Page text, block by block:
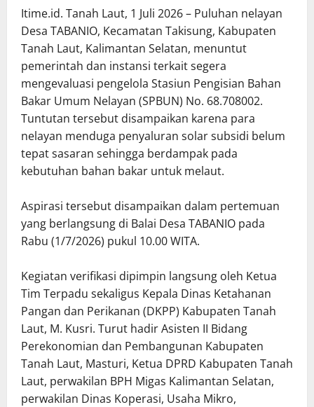
Itime.id. Tanah Laut, 1 Juli 2026 – Puluhan nelayan
Desa TABANIO, Kecamatan Takisung, Kabupaten
Tanah Laut, Kalimantan Selatan, menuntut
pemerintah dan instansi terkait segera
mengevaluasi pengelola Stasiun Pengisian Bahan
Bakar Umum Nelayan (SPBUN) No. 68.708002.
Tuntutan tersebut disampaikan karena para
nelayan menduga penyaluran solar subsidi belum
tepat sasaran sehingga berdampak pada
kebutuhan bahan bakar untuk melaut.
Aspirasi tersebut disampaikan dalam pertemuan
yang berlangsung di Balai Desa TABANIO pada
Rabu (1/7/2026) pukul 10.00 WITA.
Kegiatan verifikasi dipimpin langsung oleh Ketua
Tim Terpadu sekaligus Kepala Dinas Ketahanan
Pangan dan Perikanan (DKPP) Kabupaten Tanah
Laut, M. Kusri. Turut hadir Asisten II Bidang
Perekonomian dan Pembangunan Kabupaten
Tanah Laut, Masturi, Ketua DPRD Kabupaten Tanah
Laut, perwakilan BPH Migas Kalimantan Selatan,
perwakilan Dinas Koperasi, Usaha Mikro,